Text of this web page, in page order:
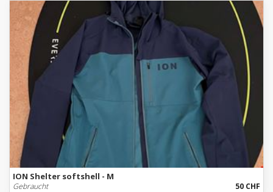
ION Shelter softshell - M
Gebraucht 50 CHF